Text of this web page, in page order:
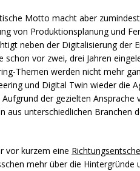
Motto macht aber
von Produktionsplanung und
neben der Digitalisierung der
schon vor zwei, drei Jahren
Themen werden nicht mehr
und Digital Twin wieder die
der gezielten Ansprache
aus unterschiedlichen Branchen
vor kurzem eine
mehr über die Hintergründe